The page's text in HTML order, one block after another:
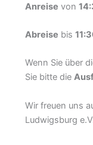
Anreise von
Abreise bis
Wenn Sie über
Sie bitte die
Wir freuen uns
Ludwigsburg